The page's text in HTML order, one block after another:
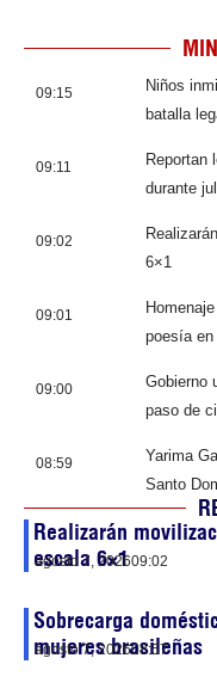
09:15
Niños
batalla
09:11
Reportan
durante
09:02
6×1
09:01
poesía en
09:00
Gobierno
paso de
08:59
Yarima
Santo
Realizarán
escala 6×1
agosto 7, 202609:02
Sobrecarga
mujeres brasileñas
agosto 7, 202608:57